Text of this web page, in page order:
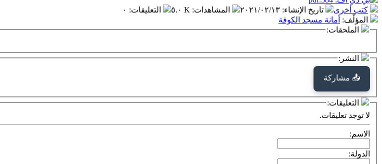
كتب أخرى تاريخ الإنشاء: ٢٠٢١/٠٢/١٣ المشاهدات: ٥.٠ K التعليقات: ٠
المؤلّف: أمانة مسجد الكوفة
الملحقات:
النشر:
📤 مشاركة
التعليقات:
لا توجد تعليقات.
الاسم:
الدولة: